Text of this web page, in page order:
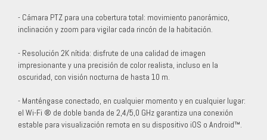
- Cámara PTZ para una cobertura total: movimiento panorámico,
inclinación y zoom para vigilar cada rincón de la habitación.
- Resolución 2K nítida: disfrute de una calidad de imagen
impresionante y una precisión de color realista, incluso en la
oscuridad, con visión nocturna de hasta 10 m.
- Manténgase conectado, en cualquier momento y en cualquier lugar:
el Wi-Fi ® de doble banda de 2,4/5,0 GHz garantiza una conexión
estable para visualización remota en su dispositivo iOS o Android™.